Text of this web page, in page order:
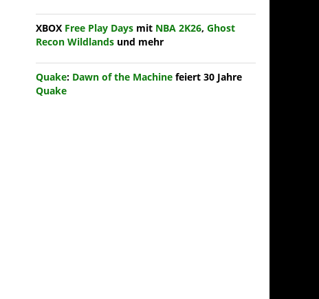
XBOX Free Play Days mit NBA 2K26, Ghost
Recon Wildlands und mehr
Quake: Dawn of the Machine feiert 30 Jahre
Quake